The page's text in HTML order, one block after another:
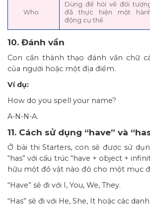
Who
Dùng để hỏi về đối
đã thực hiện một
động cụ thể.
10. Đánh vần
Con cần thành thạo đánh vần chữ
của người hoặc một địa điểm.
Ví dụ:
How do you spell your name?
A-N-N-A.
11. Cách sử dụng “have” và
Ở bài thi Starters, con sẽ được sử
“has” với cấu trúc “have + object +
hữu một đồ vật nào đó cho một mục
“Have” sẽ đi với I, You, We, They.
“Has” sẽ đi với He, She, It hoặc các